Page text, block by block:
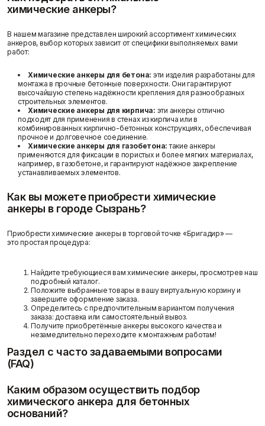
Доставка и оплата
химические анкеры?
В нашем магазине представлен широкий ассортимент химических
анкеров, выбор которых зависит от специфики выполняемых вами
работ:
Химические анкеры для бетона: эти изделия разработаны для
монтажа в прочные бетонные поверхности. Они гарантируют
высочайшую степень надёжности крепления для разнообразных
строительных элементов.
Химические анкеры для кирпича: эти анкеры отлично
подходят для применения в стенах из кирпича или в
комбинированных кирпично-бетонных конструкциях, обеспечивая
прочное и долговечное соединение.
Химические анкеры для газобетона: такие анкеры
применяются для фиксации в пористых и более мягких материалах,
например, в газобетоне, и гарантируют надёжное закрепление
устанавливаемых элементов.
Как вы можете приобрести химические
анкеры в городе Сызрань?
Приобрести химические анкеры в торговой точке «Бригадир» —
это простая процедура:
Найдите требующиеся вам химические анкеры, просмотрев наш
подробный каталог.
Положите выбранные товары в вашу виртуальную корзину и
завершите оформление заказа.
Определитесь с предпочтительным вариантом получения
заказа: доставка или самостоятельный вывоз.
Получите приобретённые анкеры высокого качества и
незамедлительно переходите к монтажным работам!
Раздел с часто задаваемыми вопросами
(FAQ)
Каким образом осуществить подбор
химического анкера для бетонных
оснований?